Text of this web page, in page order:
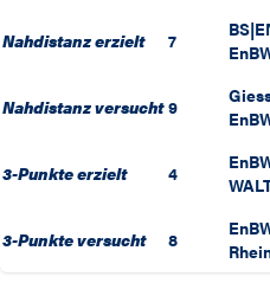
Nahdistanz erzielt 7
Nahdistanz versucht 9
3-Punkte erzielt 4
3-Punkte versucht 8